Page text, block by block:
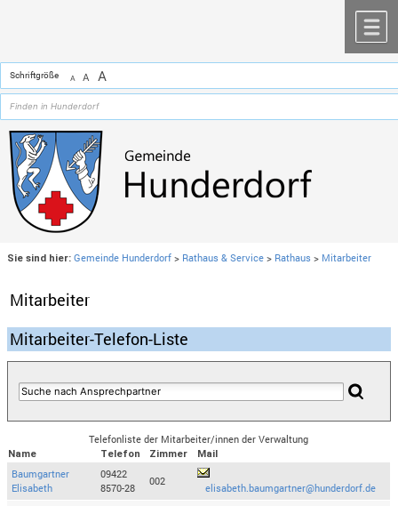
Schriftgröße A A A
Sie sind hier: Gemeinde Hunderdorf > Rathaus & Service > Rathaus > Mitarbeiter
Mitarbeiter
Mitarbeiter-Telefon-Liste
Telefonliste der Mitarbeiter/innen der Verwaltung
Name Telefon Zimmer Mail
Baumgartner
Elisabeth
09422
8570-28
002
elisabeth.baumgartner@hunderdorf.de